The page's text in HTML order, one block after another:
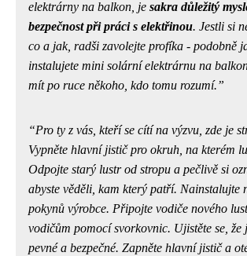
elektrárny na balkon, je sakra důležitý
bezpečnost při práci s elektřinou. Jestli si
co a jak, radši zavolejte profíka - podobně
instalujete mini solární elektrárnu na
mít po ruce někoho, kdo tomu rozumí.
Pro ty z vás, kteří se cítí na výzvu, zde je
Vypněte hlavní jistič pro okruh, na kterém
Odpojte starý lustr od stropu a pečlivě si
abyste věděli, kam který patří. Nainstalujte
pokynů výrobce. Připojte vodiče nového
vodičům pomocí svorkovnic. Ujistěte se, že
pevné a bezpečné. Zapněte hlavní jistič a